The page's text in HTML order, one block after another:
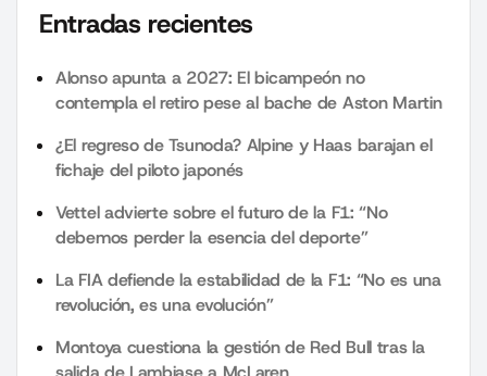
Entradas recientes
Alonso apunta a 2027: El bicampeón no
contempla el retiro pese al bache de Aston Martin
¿El regreso de Tsunoda? Alpine y Haas barajan el
fichaje del piloto japonés
Vettel advierte sobre el futuro de la F1: “No
debemos perder la esencia del deporte”
La FIA defiende la estabilidad de la F1: “No es una
revolución, es una evolución”
Montoya cuestiona la gestión de Red Bull tras la